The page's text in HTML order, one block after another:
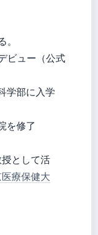
。
ビュー（公式
学部に入学
を修了
授として活
療保健大